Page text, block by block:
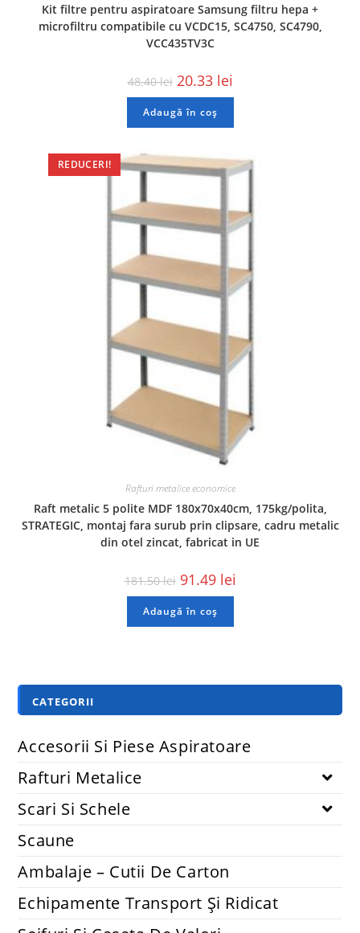
Kit filtre pentru aspiratoare Samsung filtru hepa +
microfiltru compatibile cu VCDC15, SC4750, SC4790,
VCC435TV3C
48.40lei 20.33 lei
Adaugă în coș
REDUCERI!
Rafturi metalice economice
Raft metalic 5 polite MDF 180x70x40cm, 175kg/polita,
STRATEGIC, montaj fara surub prin clipsare, cadru metalic
din otel zincat, fabricat in UE
181.50lei 91.49 lei
Adaugă în coș
CATEGORII
Accesorii Si Piese Aspiratoare
Rafturi Metalice
Scari Si Schele
Scaune
Ambalaje – Cutii De Carton
Echipamente Transport Și Ridicat